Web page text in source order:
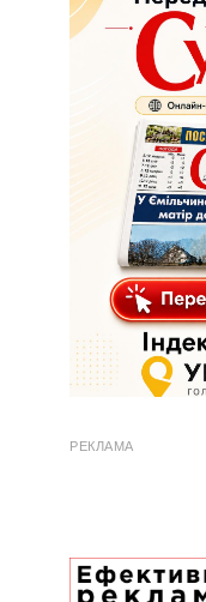
РЕКЛАМА